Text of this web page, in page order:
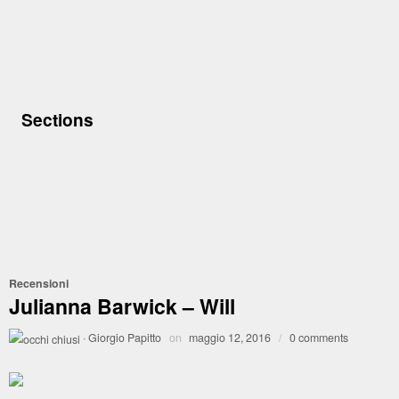
Sections
Recensioni
Julianna Barwick – Will
·Giorgio Papitto on maggio 12, 2016 / 0 comments